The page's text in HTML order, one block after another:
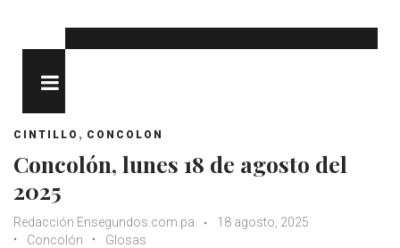
CINTILLO , CONCOLON
Concolón, lunes 18 de agosto del
2025
Redacción Ensegundos.com.pa
18 agosto, 2025
Concolón
Glosas